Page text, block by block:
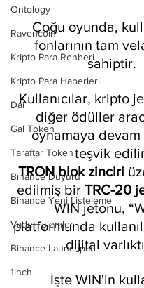
Ontology
Ravencoin
Kripto Para Rehberi
Kripto Para Haberleri
Dai
Gal Token
Taraftar Token
Binance Duyuru
Binance Yeni Listeleme
Vadeli işlemler
Binance Launchpad
1inch
Çoğu oyunda,
fonlarının tam
sahiptir.
Kullanıcılar, kripto
diğer ödüller
oynamaya
teşvik
TRON blok zinciri
edilmiş bir TRC-20
WIN jetonu,
platformunda
dijital
İşte WIN'in